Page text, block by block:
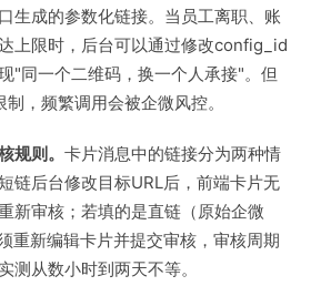
生成的参数化链接。当员工离职、账
上限时，后台可以通过修改config_id
"同一个二维码，换一个人承接"。但
，频繁调用会被企微风控。
规则。 卡片消息中的链接分为两种情
链后台修改目标URL后，前端卡片无
新审核；若填的是直链（原始企微
重新编辑卡片并提交审核，审核周期
测从数小时到两天不等。